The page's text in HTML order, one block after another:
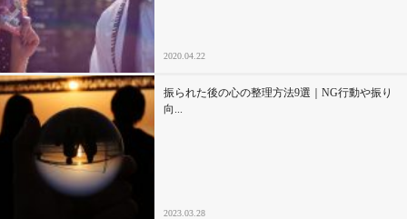
2020.04.22
振られた後の心の整理方法9選｜NG行動や振り
向...
2023.03.28